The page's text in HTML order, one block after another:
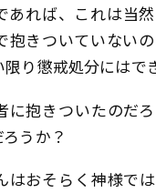
あれば、これは当
抱きついていない
り懲戒処分にはで
に抱きついたのだ
うか？
はおそらく神様で